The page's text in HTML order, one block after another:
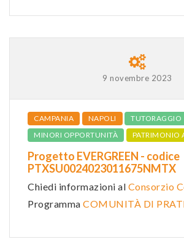
9 novembre 2023
CAMPANIA NAPOLI
TUTORAGGIO
MINORI OPPORTUNITÀ
PATRIMONIO
Progetto EVERGREEN - codice
PTXSU0024023011675NMTX
Chiedi informazioni al Consorzio
Programma COMUNITÀ DI